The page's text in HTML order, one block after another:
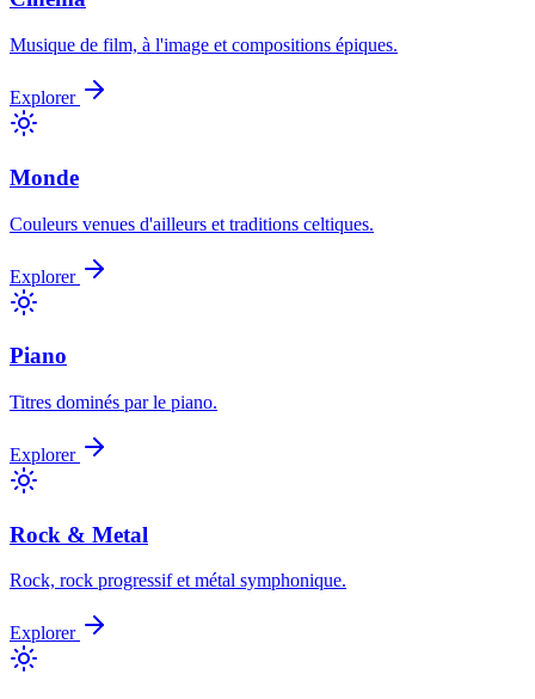
Musique de film, à l'image et compositions épiques.
Explorer
Monde
Couleurs venues d'ailleurs et traditions celtiques.
Explorer
Piano
Titres dominés par le piano.
Explorer
Rock & Metal
Rock, rock progressif et métal symphonique.
Explorer